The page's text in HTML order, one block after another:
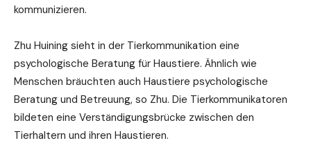
kommunizieren.
Zhu Huining sieht in der Tierkommunikation eine
psychologische Beratung für Haustiere. Ähnlich wie
Menschen bräuchten auch Haustiere psychologische
Beratung und Betreuung, so Zhu. Die Tierkommunikatoren
bildeten eine Verständigungsbrücke zwischen den
Tierhaltern und ihren Haustieren.